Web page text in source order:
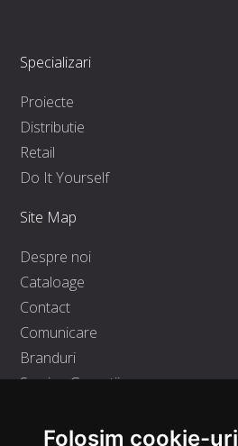
Folosim cookie-uri
Specializari
Proiecte
Distributie
Retail
Do It Yourself
Site Map
Despre noi
Cataloage
Contact
Comunicare
Branduri
Service Garantii